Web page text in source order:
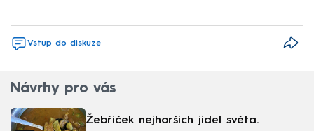
Vstup do diskuze
Návrhy pro vás
Žebříček nejhorších jídel světa.